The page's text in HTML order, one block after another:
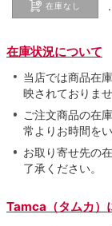
在庫なし
在庫状況について
当店では商品在
映されておりませ
ご注文商品の在
常よりお時間を
お取り寄せ先の
了承ください。
Tamca（タムカ）